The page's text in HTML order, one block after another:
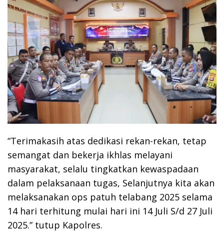
“Terimakasih atas dedikasi rekan-rekan, tetap
semangat dan bekerja ikhlas melayani
masyarakat, selalu tingkatkan kewaspadaan
dalam pelaksanaan tugas, Selanjutnya kita akan
melaksanakan ops patuh telabang 2025 selama
14 hari terhitung mulai hari ini 14 Juli S/d 27 Juli
2025.” tutup Kapolres.